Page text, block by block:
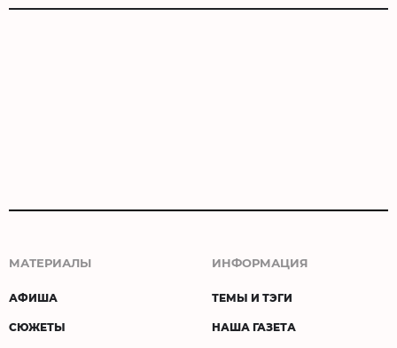
МАТЕРИАЛЫ
АФИША
СЮЖЕТЫ
ИНФОРМАЦИЯ
ТЕМЫ И ТЭГИ
НАША ГАЗЕТА